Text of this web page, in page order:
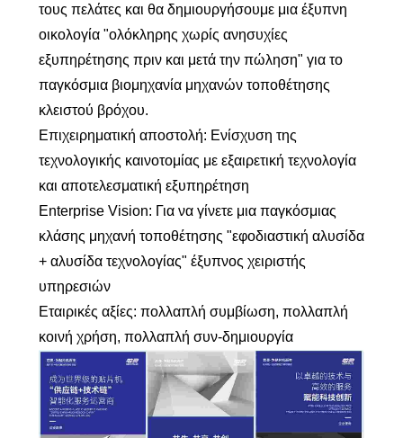
τους πελάτες και θα δημιουργήσουμε μια έξυπνη
οικολογία "ολόκληρης χωρίς ανησυχίες
εξυπηρέτησης πριν και μετά την πώληση" για το
παγκόσμια βιομηχανία μηχανών τοποθέτησης
κλειστού βρόχου.
Επιχειρηματική αποστολή: Ενίσχυση της
τεχνολογικής καινοτομίας με εξαιρετική τεχνολογία
και αποτελεσματική εξυπηρέτηση
Enterprise Vision: Για να γίνετε μια παγκόσμιας
κλάσης μηχανή τοποθέτησης "εφοδιαστική αλυσίδα
+ αλυσίδα τεχνολογίας" έξυπνος χειριστής
υπηρεσιών
Εταιρικές αξίες: πολλαπλή συμβίωση, πολλαπλή
κοινή χρήση, πολλαπλή συν-δημιουργία